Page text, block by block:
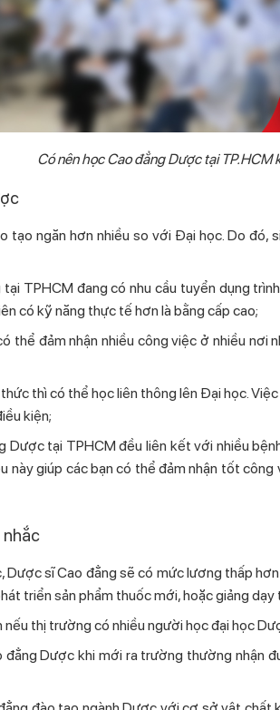
Có nên học Cao đẳng Dược tại TP.HCM
tạo ngăn hơn nhiều so với Đại học. Do đó,
TPHCM đang có nhu cầu tuyển dụng
có kỹ năng thực tế hơn là bằng cấp cao;
thể đảm nhận nhiều công việc ở nhiều nơi
thì có thể học liên thông lên Đại học.
kiện;
Dược tại TPHCM đều liên kết với nhiều
giúp các bạn có thể đảm nhận tốt công
nhắc
Dược sĩ Cao đẳng sẽ có mức lương thấp
triển sản phẩm thuốc mới, hoặc giảng
nếu thị trường có nhiều người học đại học
đẳng Dược khi mới ra trường thường nhận